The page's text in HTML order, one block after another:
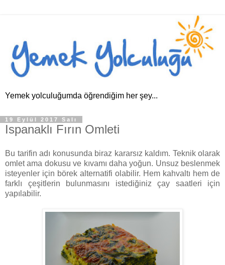
Yemek yolculuğumda öğrendiğim her şey...
19 Eylül 2017 Salı
Ispanaklı Fırın Omleti
Bu tarifin adı konusunda biraz kararsız kaldım. Teknik olarak
omlet ama dokusu ve kıvamı daha yoğun. Unsuz beslenmek
isteyenler için börek alternatifi olabilir. Hem kahvaltı hem de
farklı çeşitlerin bulunmasını istediğiniz çay saatleri için
yapılabilir.